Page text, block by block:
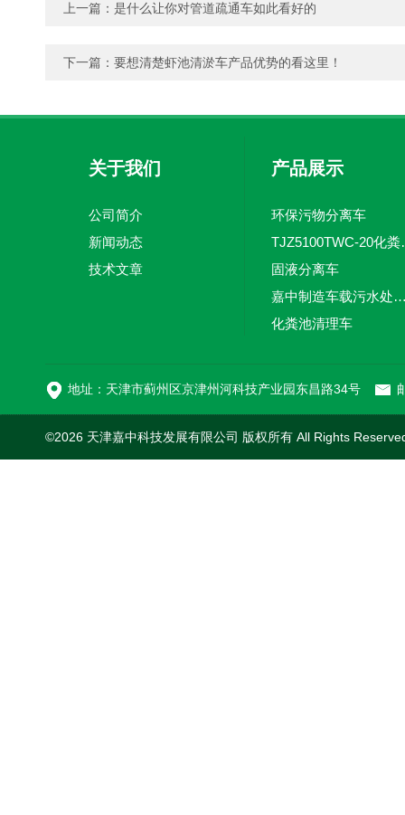
上一篇： 是什么让你对管道疏通车如此看好的
下一篇： 要想清楚虾池清淤车产品优势的看这里！
关于我们
公司简介
新闻动态
技术文章
产品展示
环保污物分离车
固液分离车
嘉中制造车载污水处理设备-环
化粪池清理车
地址：天津市蓟州区京津州河科技产业园东昌路34号
©2026 天津嘉中科技发展有限公司 版权所有 All Rights